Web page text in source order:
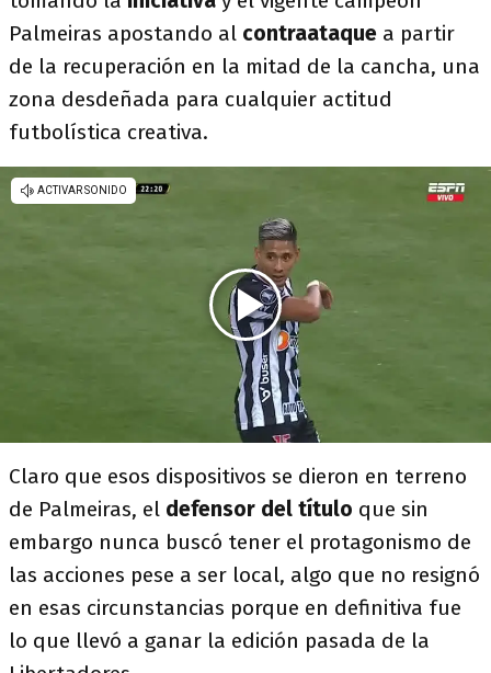
Palmeiras apostando al contraataque a partir
de la recuperación en la mitad de la cancha, una
zona desdeñada para cualquier actitud
futbolística creativa.
Claro que esos dispositivos se dieron en terreno
de Palmeiras, el defensor del título que sin
embargo nunca buscó tener el protagonismo de
las acciones pese a ser local, algo que no resignó
en esas circunstancias porque en definitiva fue
lo que llevó a ganar la edición pasada de la